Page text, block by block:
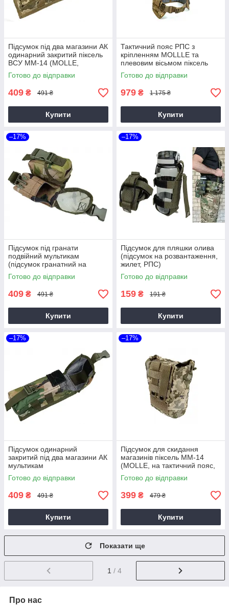
Підсумок під два магазини АК
одинарний закритий піксель
ВСУ MM-14 (MOLLE,
підсумок на розвантаження,
жилет, РПС)
Готово до відправки
409 ₴ 491 ₴
Купити
Тактичний пояс РПС з
кріпленням MOLLLE та
плевовим вісьмом піксель
ВСУ MM-14 без підсумків
Готово до відправки
979 ₴ 1 175 ₴
Купити
–17%
Підсумок під гранати
подвійний мультикам
(підсумок гранатний на
розвантаження РПС)
Готово до відправки
409 ₴ 491 ₴
Купити
–17%
Підсумок для пляшки олива
(підсумок на розвантаження,
жилет, РПС)
Готово до відправки
159 ₴ 191 ₴
Купити
–17%
Підсумок одинарний
закритий під два магазини АК
мультикам
Готово до відправки
409 ₴ 491 ₴
Купити
–17%
Підсумок для скидання
магазинів піксель MM-14
(MOLLE, на тактичний пояс,
розвантаження, РПС)
Готово до відправки
399 ₴ 479 ₴
Купити
Показати ще
1 / 4
Про нас